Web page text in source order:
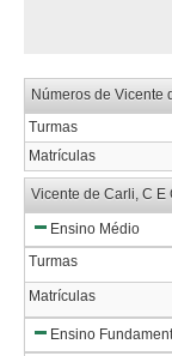
Números de Vicente
Turmas
Matrículas
Vicente de Carli, C E
Ensino Médio
Turmas
Matrículas
Ensino